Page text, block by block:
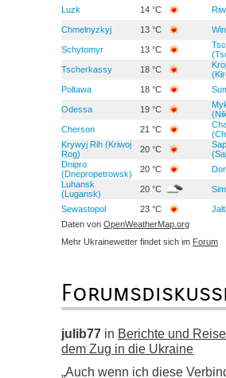
Luzk 14 °C
Chmelnyzkyj 13 °C
Schytomyr 13 °C
Tscherkassy 18 °C
Poltawa 18 °C
Odessa 19 °C
Cherson 21 °C
Krywyj Rih (Kriwoj
Rog)
20 °C
Dnipro
(Dnepropetrowsk)
20 °C
Luhansk
(Lugansk)
20 °C
Sewastopol 23 °C
Daten von OpenWeatherMap.org
Mehr Ukrainewetter findet sich im Forum
julib77 in Berichte und
dem Zug in die Ukraine
„Auch wenn ich diese